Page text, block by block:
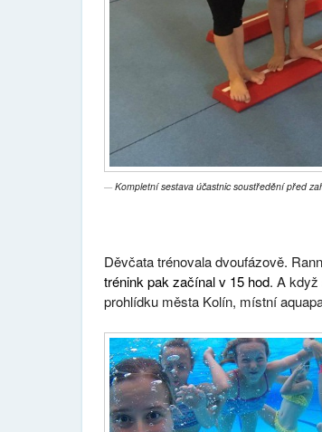
Kompletní sestava účastnic soustředění před
Děvčata trénovala dvoufázově.
trénink pak začínal v 15 hod. A když
prohlídku města Kolín, místní